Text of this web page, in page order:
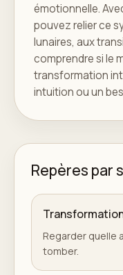
émotionnelle.
pouvez relier ce
lunaires, aux
comprendre si le
transformation
intuition ou un
Repères par
Regarder quelle
tomber.